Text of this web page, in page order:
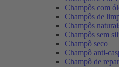
Champôs com
Champôs de
Champôs
Champôs sem
Champô seco
Champô anti-
Champô de